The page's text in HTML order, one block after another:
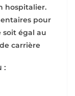
hospitalier.
pour
soit égal au
carrière
: